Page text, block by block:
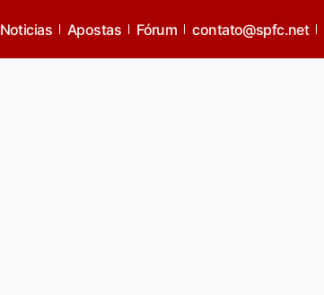
Noticias Apostas Fórum contato@spfc.net